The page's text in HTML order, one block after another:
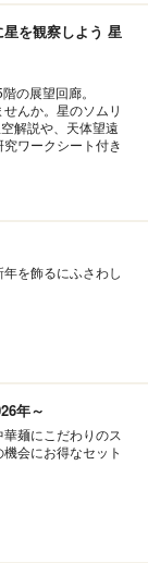
星を観察しよう 星
の展望回廊。
んか。星のソムリ
解説や、天体望遠
ワークシート付き
を飾るにふさわし
年～
麺にこだわりのス
会にお得なセット